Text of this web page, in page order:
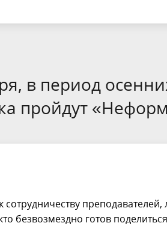
в период
пройдут
безвозмездно готов